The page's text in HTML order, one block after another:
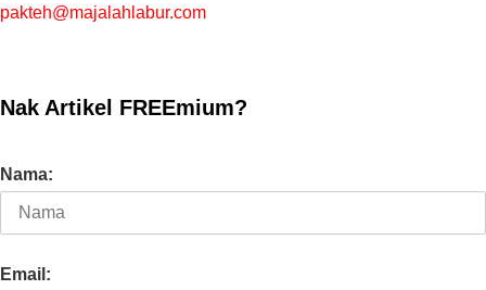
pakteh@majalahlabur.com
Nak Artikel FREEmium?
Nama:
Email: